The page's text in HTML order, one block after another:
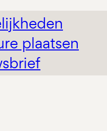
plaatsen